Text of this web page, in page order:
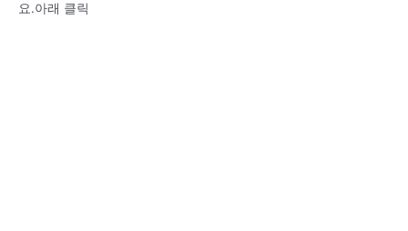
요.아래 클릭